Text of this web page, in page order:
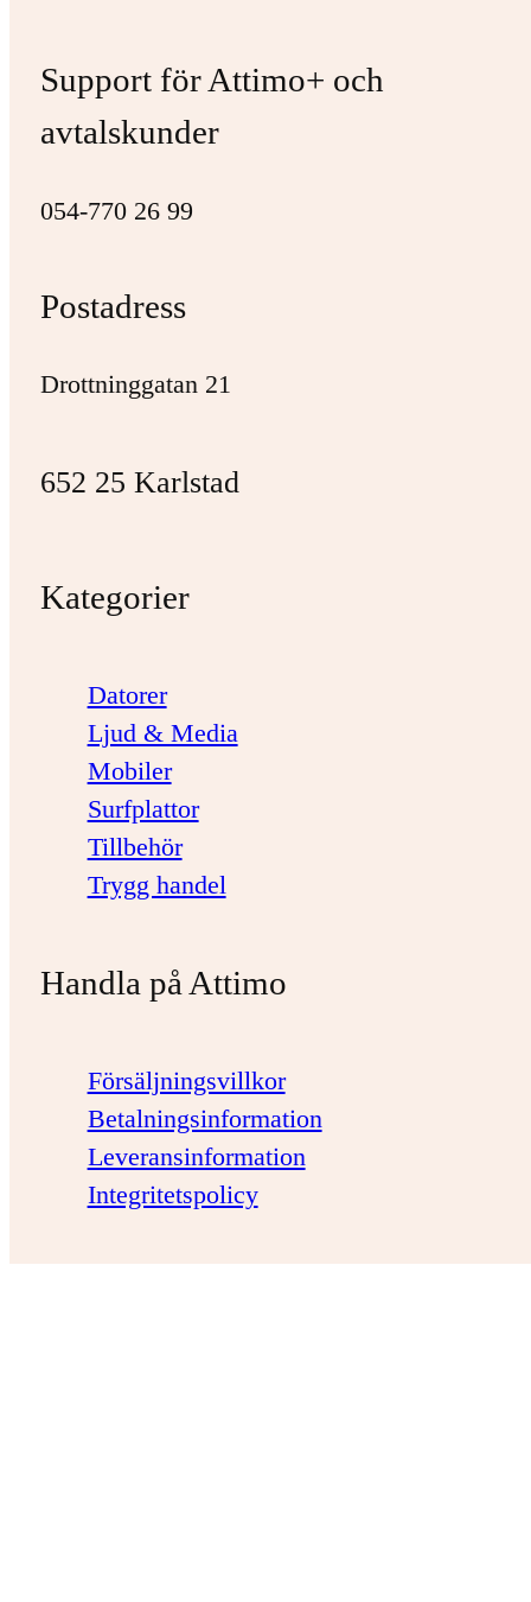
Support för Attimo+ och
avtalskunder
054-770 26 99
Postadress
Drottninggatan 21
652 25 Karlstad
Kategorier
Datorer
Ljud & Media
Mobiler
Surfplattor
Tillbehör
Trygg handel
Handla på Attimo
Försäljningsvillkor
Betalningsinformation
Leveransinformation
Integritetspolicy